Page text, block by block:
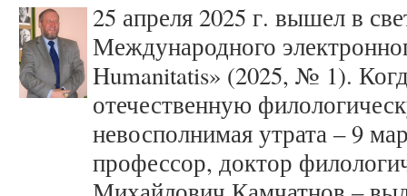
25 апреля 2025 г. вышел в
Международного
Humanitatis» (2025, № 1).
отечественную
невосполнимая утрата – 9
профессор, доктор